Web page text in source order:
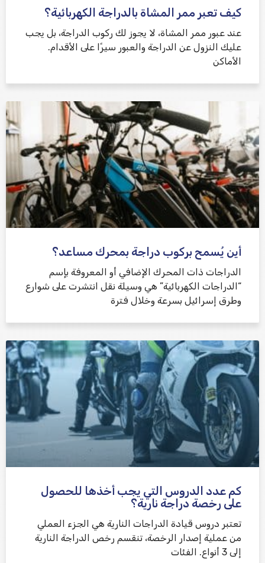
كيف تعبر ممر المشاة بالدراجة الكهربائية؟
عند عبور ممر المشاة، لا يجوز لك ركوب الدراجة، بل يجب
عليك النزول عن الدراجة والعبور سيرًا على الأقدام.
الأماكن
أين يُسمح بركوب دراجة بمحرك مساعد؟
الدراجات ذات المحرك الإضافي أو المعروفة بإسم
“الدراجات الكهربائية” هي وسيلة نقل انتشرت على شوارع
وطرق إسرائيل بسرعة وخلال فترة
كم عدد الدروس التي يجب أخذها للحصول
على رخصة دراجة نارية؟
تعتبر دروس قيادة الدراجات النارية هي الجزء العملي
من عملية إصدار الرخصة، تنقسم رخص الدراجة النارية
إلى 3 أنواع. الفئات